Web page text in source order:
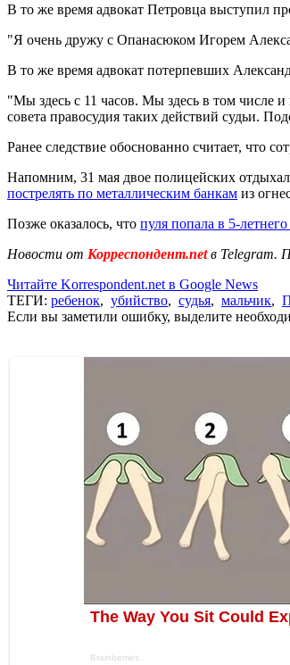
В то же время адвокат Петровца выступил
"Я очень дружу с Опанасюком Игорем
В то же время адвокат потерпевших
"Мы здесь с 11 часов. Мы здесь в том числе
совета правосудия таких действий судьи.
Ранее следствие обоснованно считает, что
Напомним, 31 мая двое полицейских
пострелять по металлическим банкам из
Позже оказалось, что пуля попала в 5-
Новости от Корреспондент.netв Telegram.
Читайте Korrespondent.net в Google News
ТЕГИ: ребенок, убийство, судья, мальчик,
Если вы заметили ошибку, выделите